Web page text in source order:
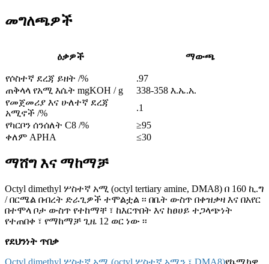
መግለጫዎች
ዕቃዎች ማውጫ
የሶስተኛ ደረጃ ይዘት /%
.97
ጠቅላላ የአሚ እሴት mgKOH / g
338-358 እ.ኤ.አ.
የመጀመሪያ እና ሁለተኛ ደረጃ
አሚኖች /%
.1
የካርቦን ሰንሰለት C8 /%
≥95
ቀለም APHA
≤30
ማሸግ እና ማከማቻ
Octyl dimethyl ሦስተኛ አሚ (octyl tertiary amine, DMA8) በ 160 ኪ.ግ
/ በርሜል በብረት ድራጊዎች ተሞልቷል ፡፡ በቤት ውስጥ በቀዝቃዛ እና በአየር
በተሞላ ቦታ ውስጥ የተከማቸ ፣ ከእርጥበት እና ከፀሀይ ተጋላጭነት
የተጠበቀ ፣ የማከማቻ ጊዜ 12 ወር ነው ፡፡
የደህንነት ጥበቃ
Octyl dimethyl ሦስተኛ አሚ (octyl ሦስተኛ አሚን ፣ DMA8)የኬሚካዊ